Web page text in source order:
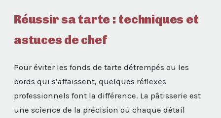
Réussir sa tarte : techniques et
astuces de chef
Pour éviter les fonds de tarte détrempés ou les
bords qui s’affaissent, quelques réflexes
professionnels font la différence. La pâtisserie est
une science de la précision où chaque détail